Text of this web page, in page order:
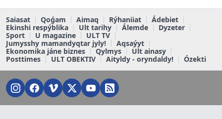
Saiasat Qoǵam Aimaq Rýhaniiat
Ádebiet
Ekinshi respýblika
Ult tarihy Álemde
Dyzeter
Sport
U magazine
ULT TV
Jumysshy mamandyqtar jyly!
Aqsaýyt
Ekonomika jáne biznes
Qylmys
Ult ainasy
Posttimes
ULT OBEKTIV Aityldy - oryndaldy! Ózekti